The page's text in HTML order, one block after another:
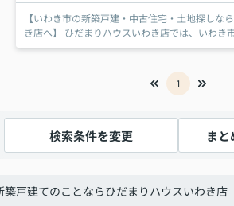
【いわき市の新築戸建・中古住宅・土地探しな
き店へ】 ひだまりハウスいわき店では、いわ
1
検索条件を変更 ま
築戸建てのことならひだまりハウスいわき店